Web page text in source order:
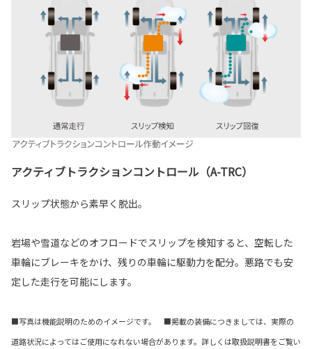
アクティブトラクションコントロール（A-TRC）
スリップ状態から素早く脱出。
岩場や雪道などのオフロードでスリップを検知すると、空転した
車輪にブレーキをかけ、残りの車輪に駆動力を配分。悪路でも安
定した走行を可能にします。
■写真は機能説明のためのイメージです。 ■掲載の装備につきましては、実際の
道路状況によってはご使用になれない場合があります。詳しくは取扱説明書をご覧い